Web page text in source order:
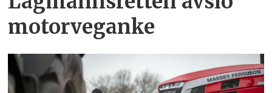
motorveganke